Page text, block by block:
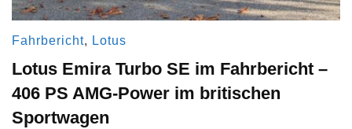
Fahrbericht, Lotus
Lotus Emira Turbo SE im Fahrbericht –
406 PS AMG-Power im britischen
Sportwagen